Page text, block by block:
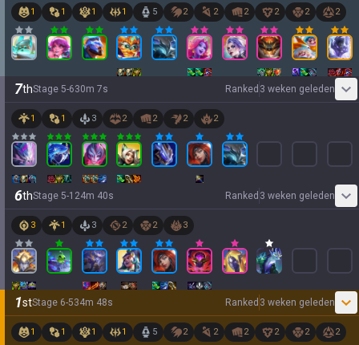
1 1 1 1 5 2 2 2 2 2 2
7thStage 5-630m 7s Ranked 3 weken geleden
1 1 3 2 2 2 2
6thStage 5-1 24m 40s Ranked 3 weken geleden
3 1 3 2 2 3
1stStage 6-534m 48s Ranked 3 weken geleden
1 1 1 1 5 2 2 2 2 2 2